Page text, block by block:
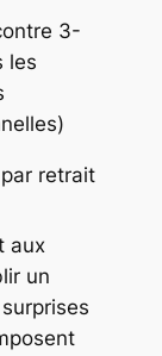
3-
les
retrait
aux
un